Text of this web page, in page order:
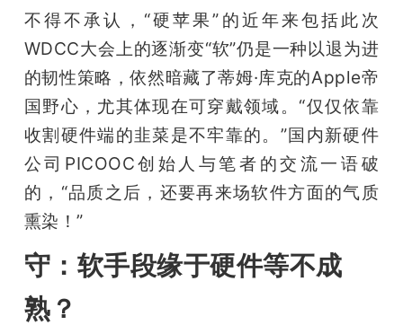
心
GAIR
题
爱
搞
不得不承认，“硬苹果”的近年来包括此次
WDCC大会上的逐渐变“软”仍是一种以退为进
的韧性策略，依然暗藏了蒂姆·库克的Apple帝
国野心，尤其体现在可穿戴领域。“仅仅依靠
收割硬件端的韭菜是不牢靠的。”国内新硬件
公司PICOOC创始人与笔者的交流一语破
的，“品质之后，还要再来场软件方面的气质
熏染！”
守：软手段缘于硬件等不成
熟？